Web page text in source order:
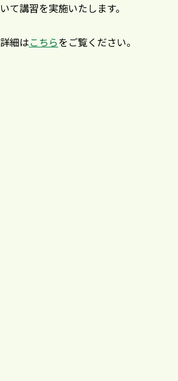
いて講習を実施いたします。
詳細はこちらをご覧ください。